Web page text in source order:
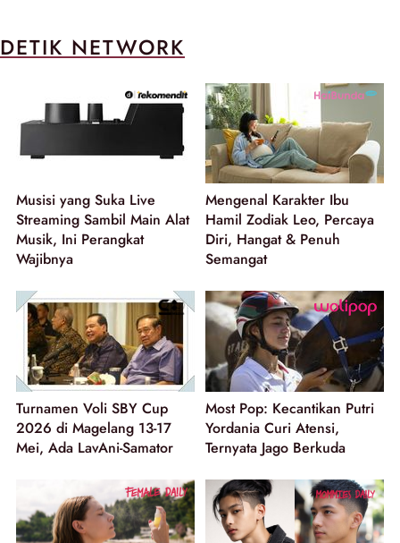
DETIK NETWORK
Musisi yang Suka Live
Streaming Sambil Main Alat
Musik, Ini Perangkat
Wajibnya
Mengenal Karakter Ibu
Hamil Zodiak Leo, Percaya
Diri, Hangat & Penuh
Semangat
Turnamen Voli SBY Cup
2026 di Magelang 13-17
Mei, Ada LavAni-Samator
Most Pop: Kecantikan Putri
Yordania Curi Atensi,
Ternyata Jago Berkuda